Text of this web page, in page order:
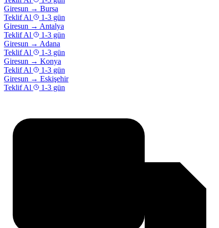
Giresun → Bursa
Teklif Al
1-3 gün
Giresun → Antalya
Teklif Al
1-3 gün
Giresun → Adana
Teklif Al
1-3 gün
Giresun → Konya
Teklif Al
1-3 gün
Giresun → Eskişehir
Teklif Al
1-3 gün